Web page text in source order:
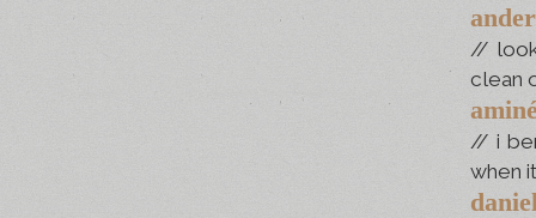
//
clean
// i
when